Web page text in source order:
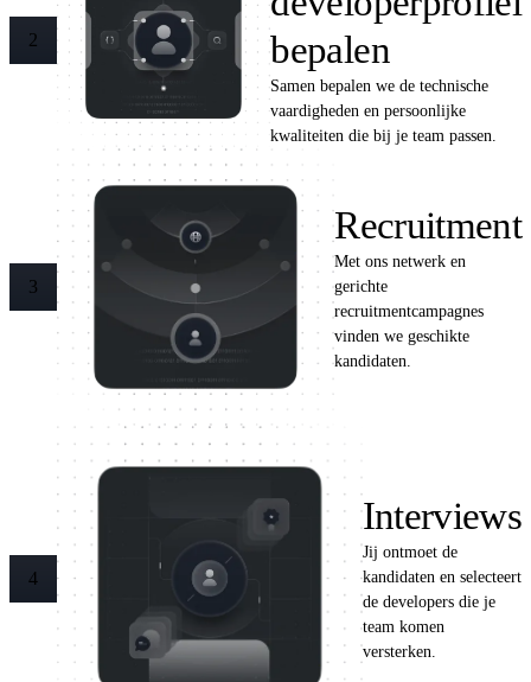
2
bepalen
Samen bepalen we de technische
vaardigheden en persoonlijke
kwaliteiten die bij je team passen.
3
Recruitment
Met ons netwerk en
gerichte
recruitmentcampagnes
vinden we geschikte
kandidaten.
4
Interviews
Jij ontmoet de
kandidaten en selecteert
de developers die je
team komen
versterken.